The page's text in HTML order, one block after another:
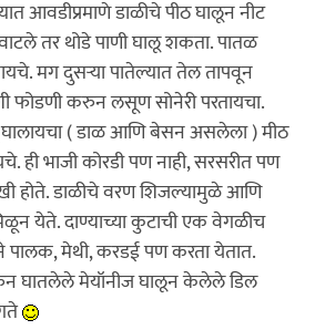
आवडीप्रमाणे डाळीचे पीठ घालून नीट
तर थोडे पाणी घालू शकता. पातळ
मग दुसर्‍या पातेल्यात तेल तापवून
फोडणी करुन लसूण सोनेरी परतायचा.
( डाळ आणि बेसन असलेला ) मीठ
ही भाजी कोरडी पण नाही, सरसरीत पण
होते. डाळीचे वरण शिजल्यामुळे आणि
येते. दाण्याच्या कुटाची एक वेगळीच
पालक, मेथी, करडई पण करता येतात.
घातलेले मेयॉनीज घालून केलेले डिल